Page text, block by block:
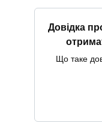
Довідка
Що таке